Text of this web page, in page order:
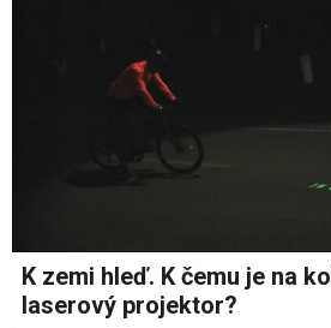
K zemi hleď. K čemu je na
laserový projektor?